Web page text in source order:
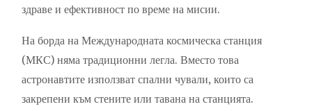
здраве и ефективност по време на мисии.
На борда на Международната космическа станция
(МКС) няма традиционни легла. Вместо това
астронавтите използват спални чували, които са
закрепени към стените или тавана на станцията.